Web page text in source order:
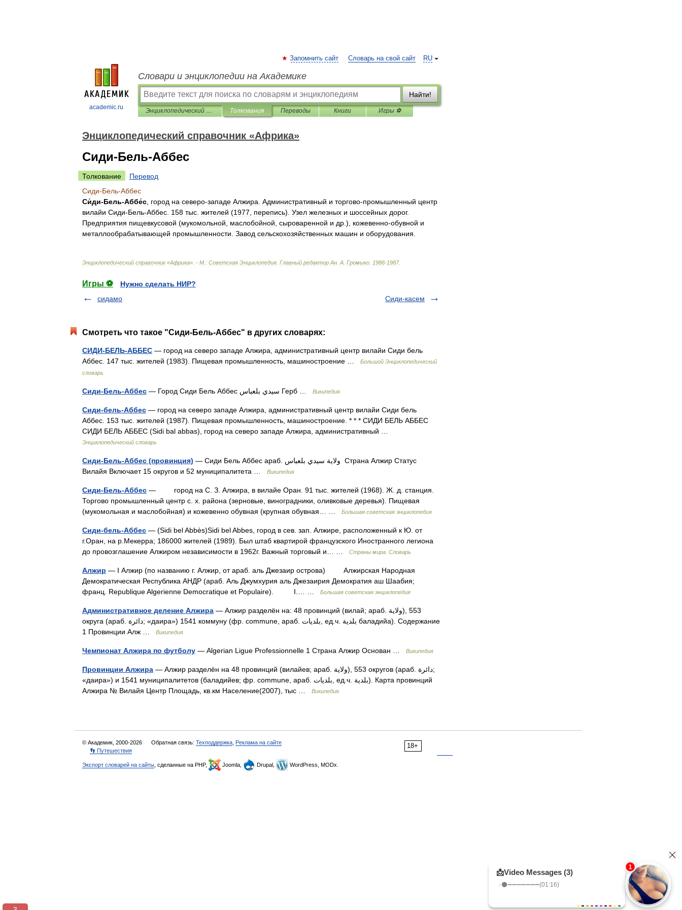
academic.ru
RU
Запомнить сайт Словарь на свой сайт
Словари и энциклопедии на Академике
Найти!
Энциклопедический справочник «Африка» Толкования Переводы Книги Игры ⚽
Энциклопедический справочник «Африка»
Сиди-Бель-Аббес
Толкование
Перевод
Сиди-Бель-Аббес
Си́ди-Бель-Аббе́с город на северо-западе Алжира Административный и торгово-промышленный центр
вилайи Сиди-Бель-Аббес 158 тыс жителей (1977 перепись). Узел железных и шоссейных дорог.
Предприятия пищевкусовой (мукомольной маслобойной сыроваренной и др .), кожевенно-обувной и
металлообрабатывающей промышленности Завод сельскохозяйственных машин и оборудования
Энциклопедический справочник«Африка». - М : Советская Энциклопедия Главный редактор Ан А Громыко 1986-1987.
Игры ⚽
Нужно сделать НИР?
сидамо
Сиди-касем
Смотреть что такое "Сиди-Бель-Аббес" в других словарях:
СИДИ-БЕЛЬ-АББЕС — город на северо западе Алжира, административный центр вилайи Сиди бель
Аббес. 147 тыс. жителей (1983). Пищевая промышленность, машиностроение …
Большой Энциклопедический
словарь
Сиди-Бель-Аббес — Город Сиди Бель Аббес سيدي بلعباس Герб … Википедия
Сиди-бель-Аббес — город на северо западе Алжира, административный центр вилайи Сиди бель
Аббес. 153 тыс. жителей (1987). Пищевая промышленность, машиностроение. * * * СИДИ БЕЛЬ АББЕС
СИДИ БЕЛЬ АББЕС (Sidi bal abbas), город на северо западе Алжира, административный …
Энциклопедический словарь
Сиди-Бель-Аббес (провинция) — Сиди Бель Аббес араб. ولاية سيدي بلعباس ‎‎ Страна Алжир Статус
Вилайя Включает 15 округов и 52 муниципалитета …
Википедия
Сиди-Бель-Аббес — город на С. З. Алжира, в вилайе Оран. 91 тыс. жителей (1968). Ж. д. станция.
Торгово промышленный центр с. х. района (зерновые, виноградники, оливковые деревья). Пищевая
(мукомольная и маслобойная) и кожевенно обувная (крупная обувная… …
Большая советская энциклопедия
Сиди-бель-Аббес — (Sidi bel Abbès)Sidi bel Abbes, город в сев. зап. Алжире, расположенный к Ю. от
г.Оран, на р.Мекерра; 186000 жителей (1989). Был штаб квартирой французского Иностранного легиона
до провозглашение Алжиром независимости в 1962г. Важный торговый и… …
Страны мира. Словарь
Алжир — I Алжир (по названию г. Алжир, от араб. аль Джезаир острова) Алжирская Народная
Демократическая Республика АНДР (араб. Аль Джумхурия аль Джезаирия Демократия аш Шаабия;
франц. Republique Algerienne Democratique et Populaire). I.… …
Большая советская энциклопедия
Административное деление Алжира — Алжир разделён на: 48 провинций (вилай; араб. ولاية‎‎), 553
округа (араб. دائرة‎‎; «даира») 1541 коммуну (фр. commune, араб. بلديات‎‎, ед.ч. بلدية баладийа). Содержание
1 Провинции Алж …
Википедия
Чемпионат Алжира по футболу — Algerian Ligue Professionnelle 1 Страна Алжир Основан … Википедия
Провинции Алжира — Алжир разделён на 48 провинций (вилайев; араб. ولاية‎‎‎), 553 округов (араб. دائرة‎‎;
«даира») и 1541 муниципалитетов (баладийев; фр. commune, араб. بلديات‎‎, ед.ч. بلدية). Карта провинций
Алжира № Вилайя Центр Площадь, кв.км Население(2007), тыс …
Википедия
18+
© Академик, 2000-2026 Обратная связь: Техподдержка Реклама на сайте
👣 Путешествия
Экспорт словарей на сайты , сделанные на PHP, Joomla, Drupal, WordPress, MODx.